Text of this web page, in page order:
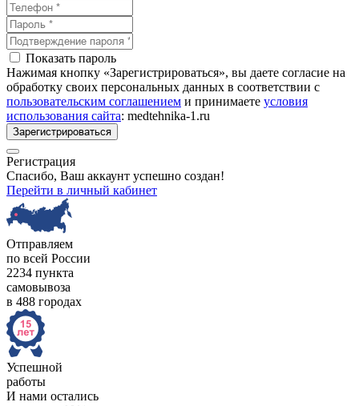
Показать пароль
Нажимая кнопку «Зарегистрироваться», вы даете согласие на
обработку своих персональных данных в соответствии с
пользовательским соглашением и принимаете условия
использования сайта: medtehnika-1.ru
Зарегистрироваться
Регистрация
Спасибо, Ваш аккаунт успешно создан!
Перейти в личный кабинет
Отправляем
по всей России
2234 пункта
самовывоза
в 488 городах
Успешной
работы
И нами остались